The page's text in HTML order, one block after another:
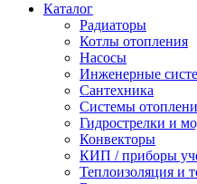
Каталог
Радиаторы
Котлы отопления
Насосы
Инженерные
Сантехника
Системы
Гидрострелки и
Конвекторы
КИП / приборы
Теплоизоляция и